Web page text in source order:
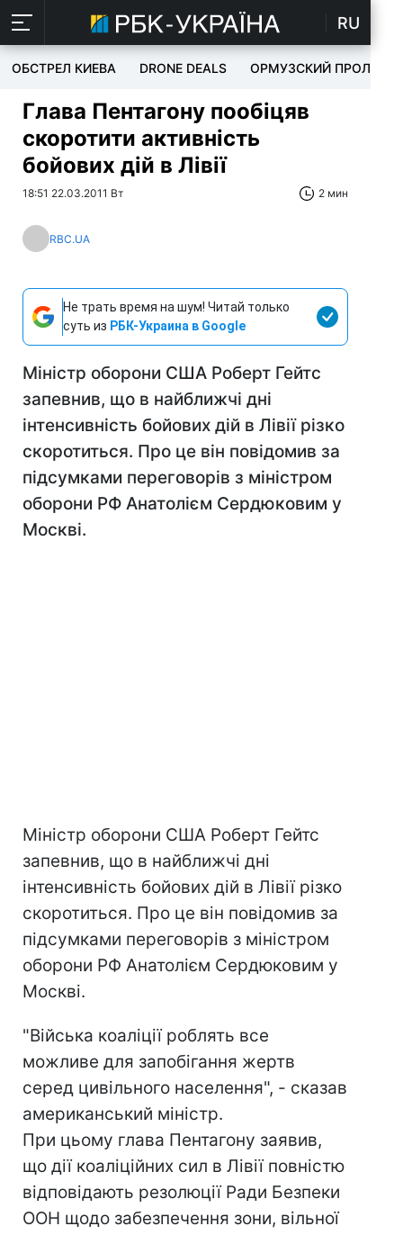
RU
ОБСТРЕЛ КИЕВА DRONE DEALS ОРМУЗСКИЙ ПРОЛИВ
Глава Пентагону пообіцяв
скоротити активність
бойових дій в Лівії
18:51 22.03.2011 Вт 2 мин
RBC.UA
Не трать время на шум! Читай только
суть из РБК-Украина в Google
Міністр оборони США Роберт Гейтс
запевнив, що в найближчі дні
інтенсивність бойових дій в Лівії різко
скоротиться. Про це він повідомив за
підсумками переговорів з міністром
оборони РФ Анатолієм Сердюковим у
Москві.
Міністр оборони США Роберт Гейтс
запевнив, що в найближчі дні
інтенсивність бойових дій в Лівії різко
скоротиться. Про це він повідомив за
підсумками переговорів з міністром
оборони РФ Анатолієм Сердюковим у
Москві.
"Війська коаліції роблять все
можливе для запобігання жертв
серед цивільного населення", - сказав
американський міністр.
При цьому глава Пентагону заявив,
що дії коаліційних сил в Лівії повністю
відповідають резолюції Ради Безпеки
ООН щодо забезпечення зони, вільної